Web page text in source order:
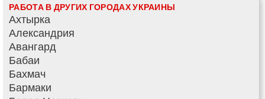
РАБОТА В ДРУГИХ ГОРОДАХ УКРАИНЫ
Ахтырка
Александрия
Авангард
Бабаи
Бахмач
Бармаки